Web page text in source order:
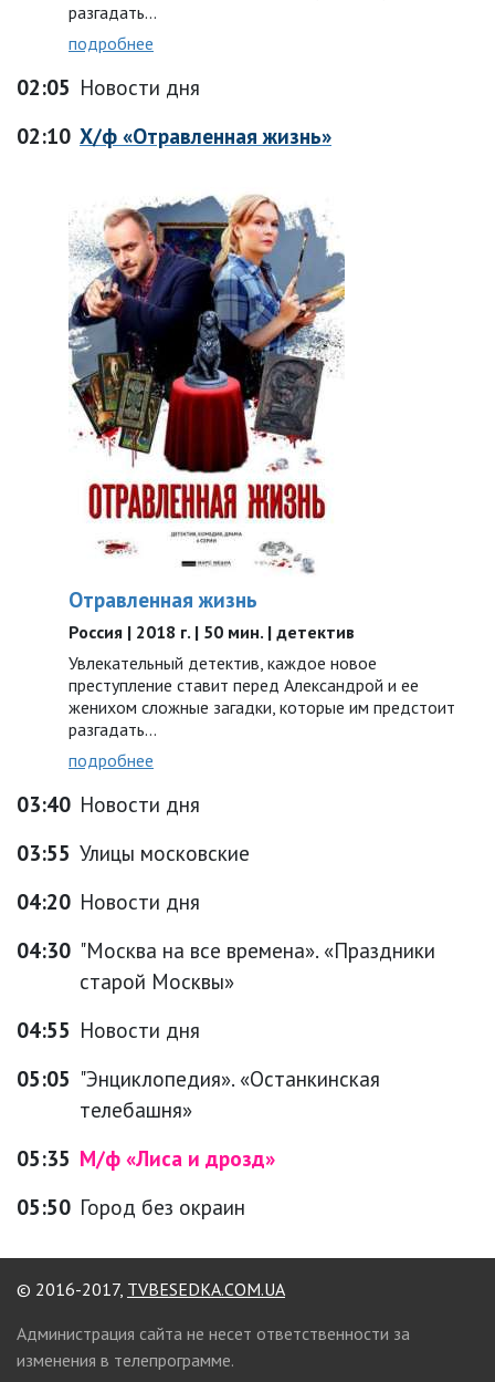
разгадать…
подробнее
02:05 Новости дня
02:10 Х/ф «Отравленная жизнь»
Отравленная жизнь
Россия | 2018 г. | 50 мин. | детектив
Увлекательный детектив, каждое новое
преступление ставит перед Александрой и ее
женихом сложные загадки, которые им предстоит
разгадать…
подробнее
03:40 Новости дня
03:55 Улицы московские
04:20 Новости дня
04:30 "Москва на все времена». «Праздники
старой Москвы»
04:55 Новости дня
05:05 "Энциклопедия». «Останкинская
телебашня»
05:35 М/ф «Лиса и дрозд»
05:50 Город без окраин
© 2016-2017, TVBESEDKA.COM.UA
Администрация сайта не несет ответственности за
изменения в телепрограмме.